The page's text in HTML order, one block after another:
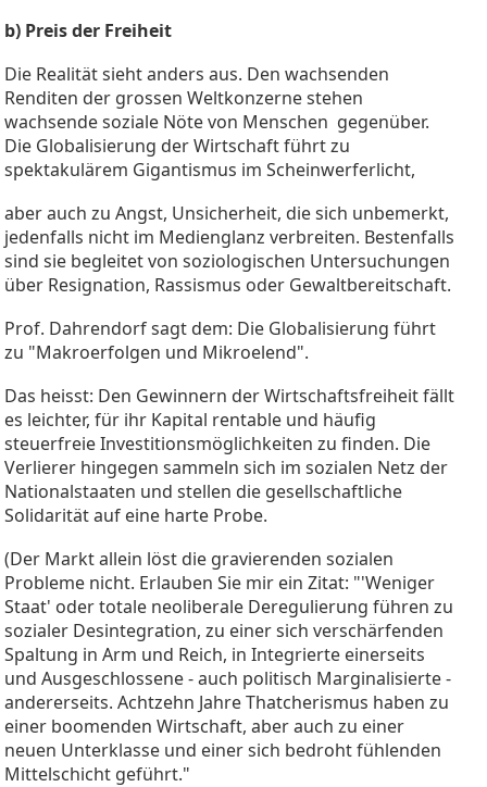
b) Preis der Freiheit
Die Realität sieht anders aus. Den wachsenden
Renditen der grossen Weltkonzerne stehen
wachsende soziale Nöte von Menschen gegenüber.
Die Globalisierung der Wirtschaft führt zu
spektakulärem Gigantismus im Scheinwerferlicht,
aber auch zu Angst, Unsicherheit, die sich unbemerkt,
jedenfalls nicht im Medienglanz verbreiten. Bestenfalls
sind sie begleitet von soziologischen Untersuchungen
über Resignation, Rassismus oder Gewaltbereitschaft.
Prof. Dahrendorf sagt dem: Die Globalisierung führt
zu "Makroerfolgen und Mikroelend".
Das heisst: Den Gewinnern der Wirtschaftsfreiheit fällt
es leichter, für ihr Kapital rentable und häufig
steuerfreie Investitionsmöglichkeiten zu finden. Die
Verlierer hingegen sammeln sich im sozialen Netz der
Nationalstaaten und stellen die gesellschaftliche
Solidarität auf eine harte Probe.
(Der Markt allein löst die gravierenden sozialen
Probleme nicht. Erlauben Sie mir ein Zitat: "'Weniger
Staat' oder totale neoliberale Deregulierung führen zu
sozialer Desintegration, zu einer sich verschärfenden
Spaltung in Arm und Reich, in Integrierte einerseits
und Ausgeschlossene - auch politisch Marginalisierte -
andererseits. Achtzehn Jahre Thatcherismus haben zu
einer boomenden Wirtschaft, aber auch zu einer
neuen Unterklasse und einer sich bedroht fühlenden
Mittelschicht geführt."